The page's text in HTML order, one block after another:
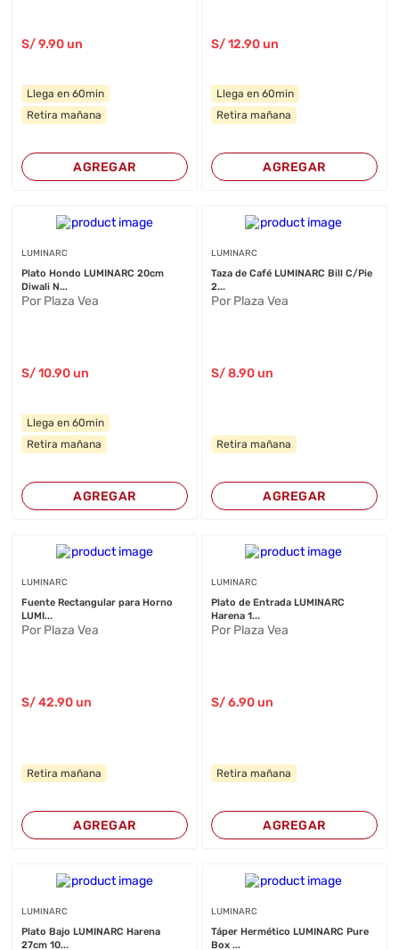
S/9.90 un
Llega en 60min
Retira mañana
AGREGAR
S/12.90un
Llega en 60min
Retira mañana
AGREGAR
LUMINARC
Plato Hondo LUMINARC 20cm
Diwali N...
Por Plaza Vea
S/10.90 un
Llega en 60min
Retira mañana
AGREGAR
LUMINARC
Taza de Café LUMINARC Bill C/Pie
2...
Por Plaza Vea
S/8.90un
Retira mañana
AGREGAR
LUMINARC
Fuente Rectangular para Horno
LUMI...
Por Plaza Vea
S/42.90 un
Retira mañana
AGREGAR
LUMINARC
Plato de Entrada LUMINARC
Harena 1...
Por Plaza Vea
S/6.90un
Retira mañana
AGREGAR
LUMINARC
Plato Bajo LUMINARC Harena
27cm 10...
LUMINARC
Táper Hermético LUMINARC Pure
Box ...